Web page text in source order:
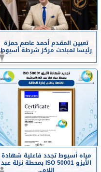
تعيين المقدم أحمد عاصم حمزة
رئيسا لمباحث مركز شرطة أسيوط
مياه أسيوط تجدد فاعلية شهادة
الأيزو ISO 50001 بمحطة نزلة عبد